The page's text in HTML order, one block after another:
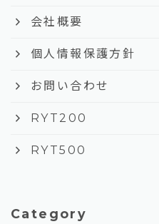
keyboard_arrow_right 会社概要
keyboard_arrow_right 個人情報保護方針
keyboard_arrow_right お問い合わせ
keyboard_arrow_right RYT200
keyboard_arrow_right RYT500
Category